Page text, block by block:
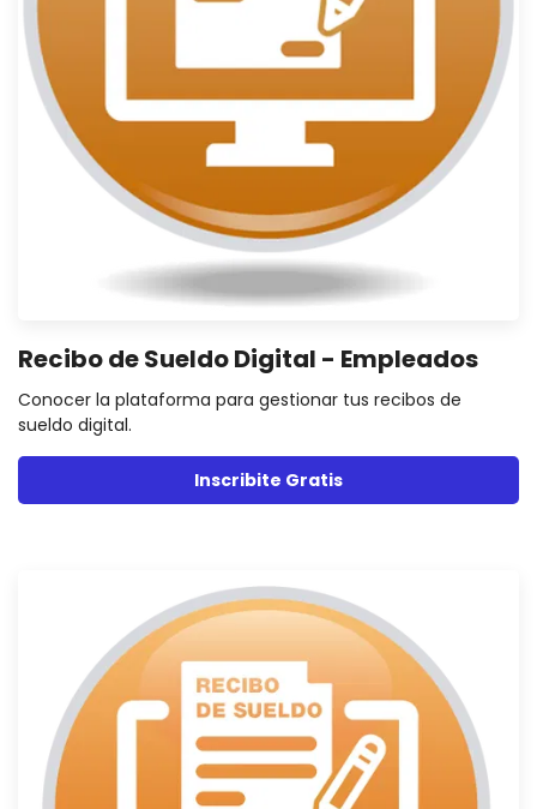
Recibo de Sueldo Digital - Empleados
Conocer la plataforma para gestionar tus recibos de
sueldo digital.
Inscribite Gratis